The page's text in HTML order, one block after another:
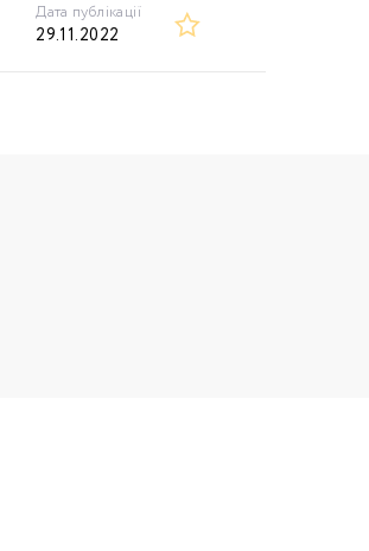
Дата публікації
29.11.2022